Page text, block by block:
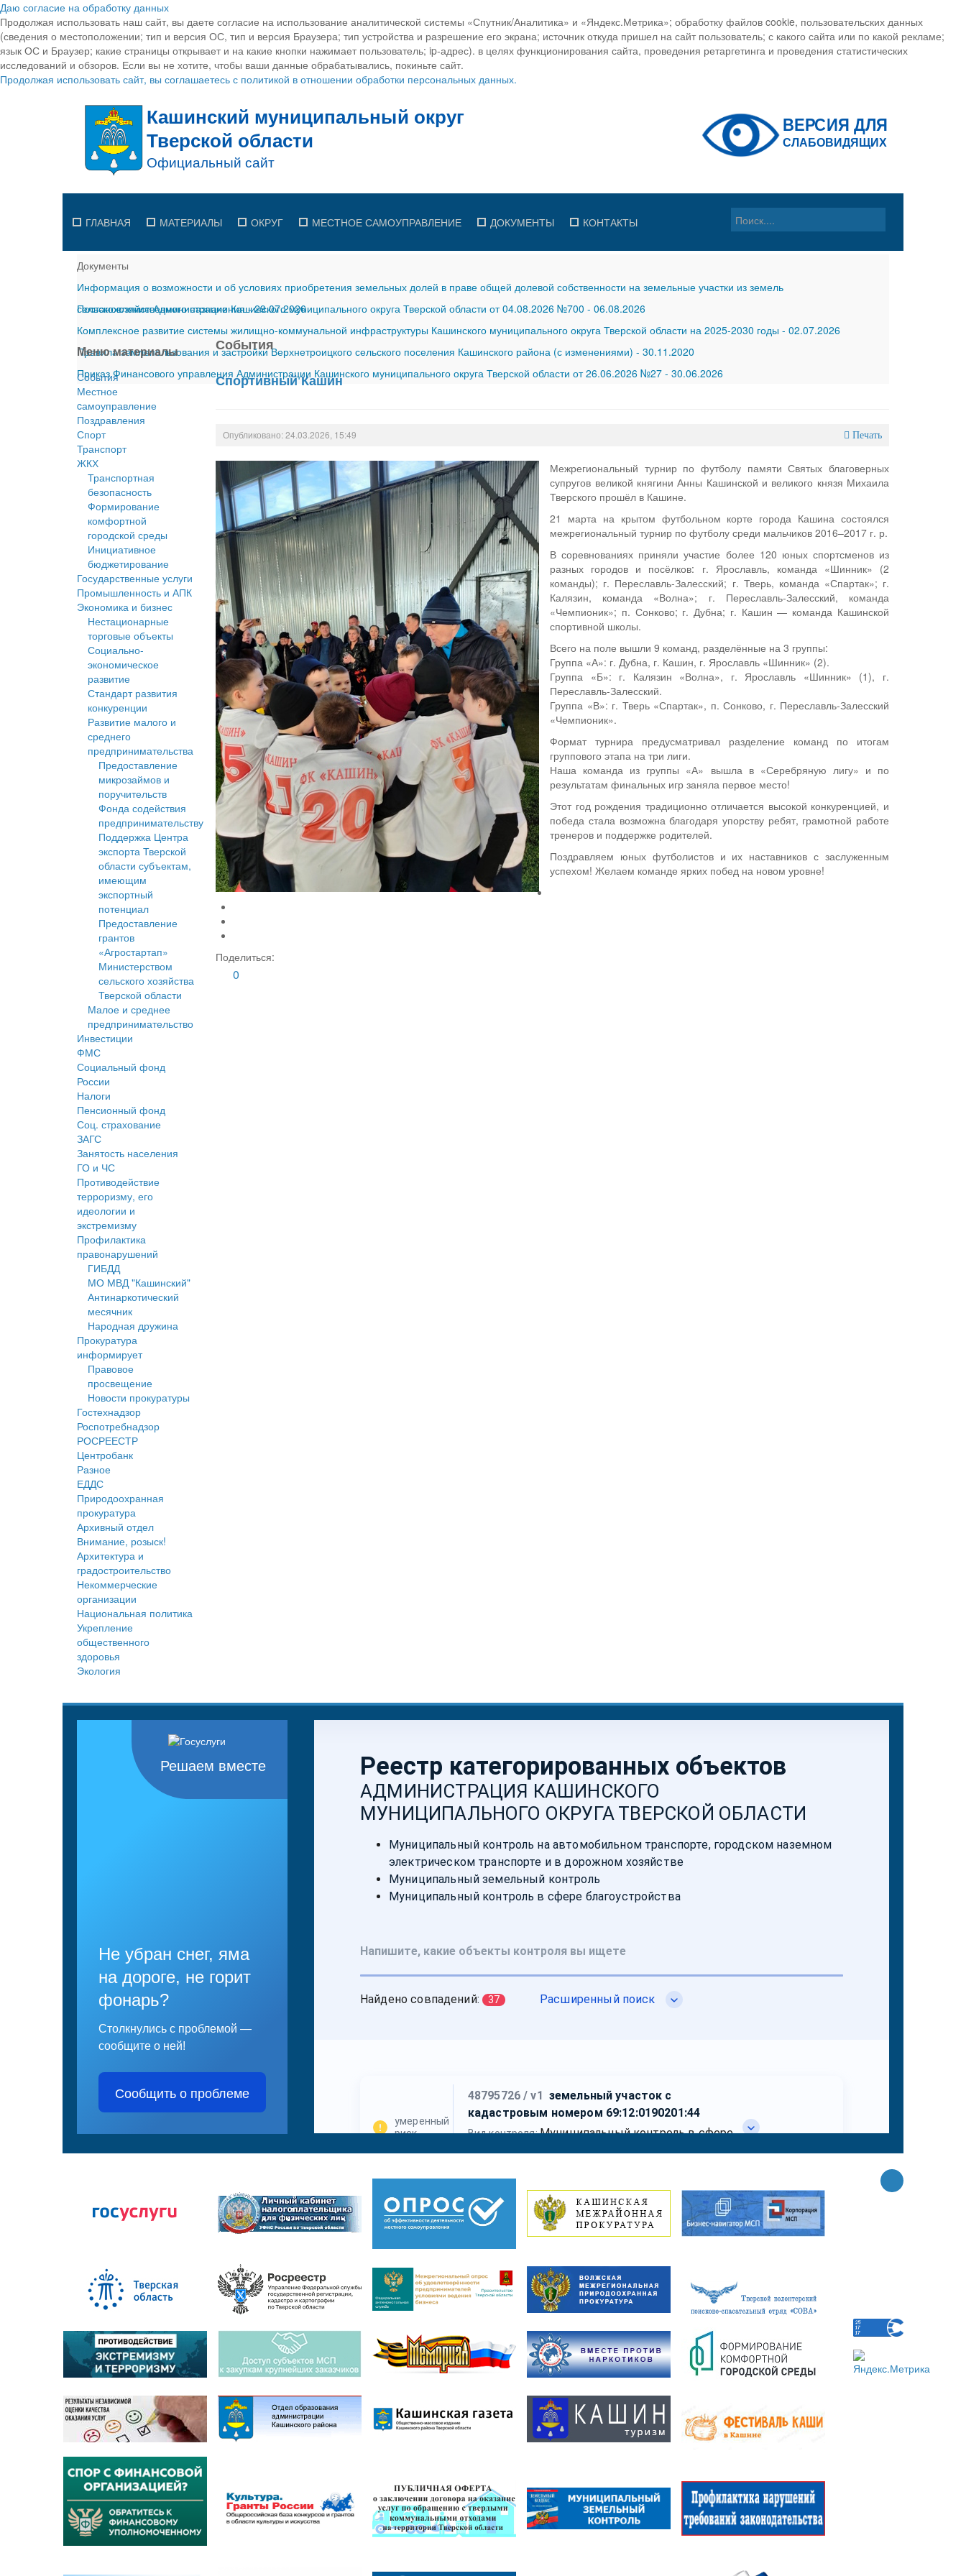
Даю согласие на обработку данных
Продолжая использовать наш сайт, вы даете согласие на использование аналитической системы «Спутник/Аналитика» и «Яндекс.Метрика»; обработку файлов cookie, пользовательских данных
(сведения о местоположении; тип и версия ОС, тип и версия Браузера; тип устройства и разрешение его экрана; источник откуда пришел на сайт пользователь; с какого сайта или по какой рекламе;
язык ОС и Браузер; какие страницы открывает и на какие кнопки нажимает пользователь; ip-адрес). в целях функционирования сайта, проведения ретаргетинга и проведения статистических
исследований и обзоров. Если вы не хотите, чтобы ваши данные обрабатывались, покиньте сайт.
Продолжая использовать сайт, вы соглашаетесь с политикой в отношении обработки персональных данных.
ГЛАВНАЯ МАТЕРИАЛЫ ОКРУГ МЕСТНОЕ САМОУПРАВЛЕНИЕ ДОКУМЕНТЫ КОНТАКТЫ
Документы
Информация о возможности и об условиях приобретения земельных долей в праве общей долевой собственности на земельные участки из земель
сельскохозяйственного назначения-29.07.2026
Постановление Администрации Кашинского муниципального округа Тверской области от 04.08.2026 №700 - 06.08.2026
Комплексное развитие системы жилищно-коммунальной инфраструктуры Кашинского муниципального округа Тверской области на 2025-2030 годы - 02.07.2026
Правила землепользования и застройки Верхнетроицкого сельского поселения Кашинского района (с изменениями) - 30.11.2020
Приказ Финансового управления Администрации Кашинского муниципального округа Тверской области от 26.06.2026 №27 - 30.06.2026
Меню материалы
События
Местное
cамоуправление
Поздравления
Спорт
Транспорт
ЖКХ
Транспортная
безопасность
Формирование
комфортной
городской среды
Инициативное
бюджетирование
Государственные услуги
Промышленность и АПК
Экономика и бизнес
Нестационарные
торговые объекты
Социально-
экономическое
развитие
Стандарт развития
конкуренции
Развитие малого и
среднего
предпринимательства
Предоставление
микрозаймов и
поручительств
Фонда содействия
предпринимательству
Поддержка Центра
экспорта Тверской
области субъектам,
имеющим
экспортный
потенциал
Предоставление
грантов
«Агростартап»
Министерством
сельского хозяйства
Тверской области
Малое и среднее
предпринимательство
Инвестиции
ФМС
Социальный фонд
России
Налоги
Пенсионный фонд
Соц. страхование
ЗАГС
Занятость населения
ГО и ЧС
Противодействие
терроризму, его
идеологии и
экстремизму
Профилактика
правонарушений
ГИБДД
МО МВД "Кашинский"
Антинаркотический
месячник
Народная дружина
Прокуратура
информирует
Правовое
просвещение
Новости прокуратуры
Гостехнадзор
Роспотребнадзор
РОСРЕЕСТР
Центробанк
Разное
ЕДДС
Природоохранная
прокуратура
Архивный отдел
Внимание, розыск!
Архитектура и
градостроительство
Некоммерческие
организации
Национальная политика
Укрепление
общественного
здоровья
Экология
События
Спортивный Кашин
Опубликовано: 24.03.2026, 15:49 Печать
Межрегиональный турнир по футболу памяти Святых благоверных
супругов великой княгини Анны Кашинской и великого князя Михаила
Тверского прошёл в Кашине.
21 марта на крытом футбольном корте города Кашина состоялся
межрегиональный турнир по футболу среди мальчиков 2016–2017 г. р.
В соревнованиях приняли участие более 120 юных спортсменов из
разных городов и посёлков: г. Ярославль, команда «Шинник» (2
команды); г. Переславль‑Залесский; г. Тверь, команда «Спартак»; г.
Калязин, команда «Волна»; г. Переславль‑Залесский, команда
«Чемпионик»; п. Сонково; г. Дубна; г. Кашин — команда Кашинской
спортивной школы.
Всего на поле вышли 9 команд, разделённые на 3 группы:
Группа «А»: г. Дубна, г. Кашин, г. Ярославль «Шинник» (2).
Группа «Б»: г. Калязин «Волна», г. Ярославль «Шинник» (1), г.
Переславль‑Залесский.
Группа «В»: г. Тверь «Спартак», п. Сонково, г. Переславль‑Залесский
«Чемпионик».
Формат турнира предусматривал разделение команд по итогам
группового этапа на три лиги.
Наша команда из группы «А» вышла в «Серебряную лигу» и по
результатам финальных игр заняла первое место!
Этот год рождения традиционно отличается высокой конкуренцией, и
победа стала возможна благодаря упорству ребят, грамотной работе
тренеров и поддержке родителей.
Поздравляем юных футболистов и их наставников с заслуженным
успехом! Желаем команде ярких побед на новом уровне!
Поделиться:
0
Решаем вместе
Не убран снег, яма
на дороге, не горит
фонарь?
Столкнулись с проблемой —
сообщите о ней!
Сообщить о проблеме